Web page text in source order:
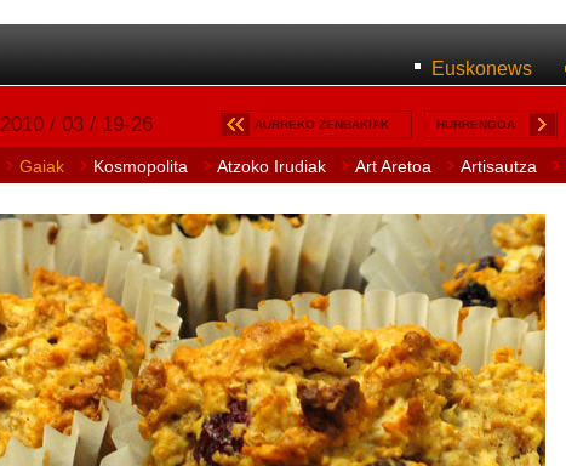
Euskonews
2010 / 03 / 19-26 AURREKO ZENBAKIAK HURRENGOA
Gaiak Kosmopolita Atzoko Irudiak Art Aretoa Artisautza